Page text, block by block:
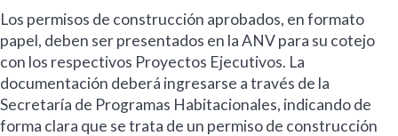
Los permisos de construcción aprobados, en formato
papel, deben ser presentados en la ANV para su cotejo
con los respectivos Proyectos Ejecutivos. La
documentación deberá ingresarse a través de la
Secretaría de Programas Habitacionales, indicando de
forma clara que se trata de un permiso de construcción